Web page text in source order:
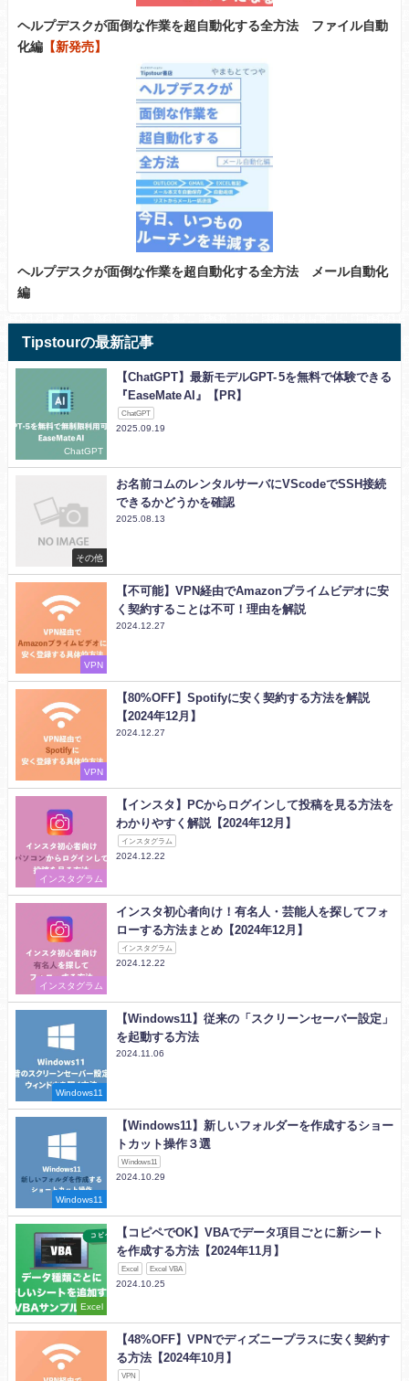
ヘルプデスクが面倒な作業を超自動化する全方法 ファイル自動
化編 【新発売】
ヘルプデスクが面倒な作業を超自動化する全方法 メール自動化
編
Tipstourの最新記事
ChatGPT
【ChatGPT】最新モデルGPT- 5を無料で体験できる
『EaseMate AI』【PR】
ChatGPT
2025.09.19
その他
お名前コムのレンタルサーバにVScodeでSSH接続
できるかどうかを確認
2025.08.13
VPN
【不可能】VPN経由でAmazonプライムビデオに安
く契約することは不可！理由を解説
2024.12.27
VPN
【80%OFF】Spotifyに安く契約する方法を解説
【2024年12月】
2024.12.27
インスタグラム
【インスタ】PCからログインして投稿を見る方法を
わかりやすく解説【2024年12月】
インスタグラム
2024.12.22
インスタグラム
インスタ初心者向け！有名人・芸能人を探してフォ
ローする方法まとめ【2024年12月】
インスタグラム
2024.12.22
Windows11
【Windows11】従来の「スクリーンセーバー設定」
を起動する方法
2024.11.06
Windows11
【Windows11】新しいフォルダーを作成するショー
トカット操作３選
Windows11
2024.10.29
Excel
【コピペでOK】VBAでデータ項目ごとに新シート
を作成する方法【2024年11月】
Excel Excel VBA
2024.10.25
【48%OFF】VPNでディズニープラスに安く契約す
る方法【2024年10月】
VPN